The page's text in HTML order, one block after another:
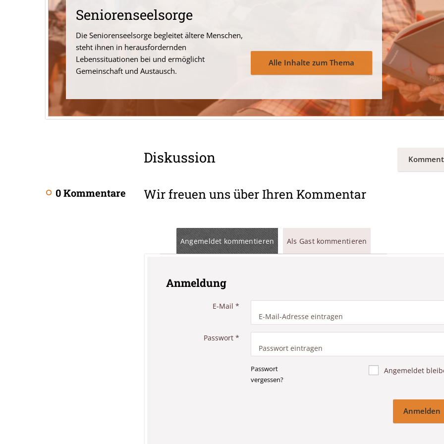
Seniorenseelsorge
Die Seniorenseelsorge begleitet ältere Menschen,
steht ihnen in herausfordernden
Lebenssituationen bei und ermöglicht
Gemeinschaft und Austausch.
Alle Inhalte zum Thema
Diskussion
0 Kommentare Wir freuen uns über Ihren Kommentar
Angemeldet kommentieren Als Gast kommentieren
Anmeldung
E-Mail *
Passwort *
Passwort
vergessen?
Angemeldet
Anmelden